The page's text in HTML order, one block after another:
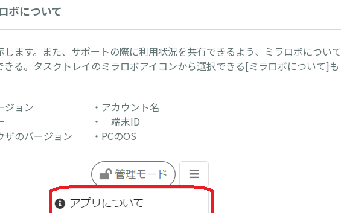
について
します。また、サポートの際に利用状況を共有できるよう、ミラロボについて
きる。タスクトレイのミラロボアイコンから選択できる[ミラロボについて]も
バージョン ・アカウント名
スキー ・ 端末ID
ザのバージョン ・PCのOS